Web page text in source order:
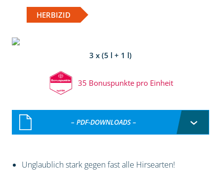
HERBIZID
3 x (5 l + 1 l)
35 Bonuspunkte pro Einheit
– PDF-DOWNLOADS –
Unglaublich stark gegen fast alle Hirsearten!